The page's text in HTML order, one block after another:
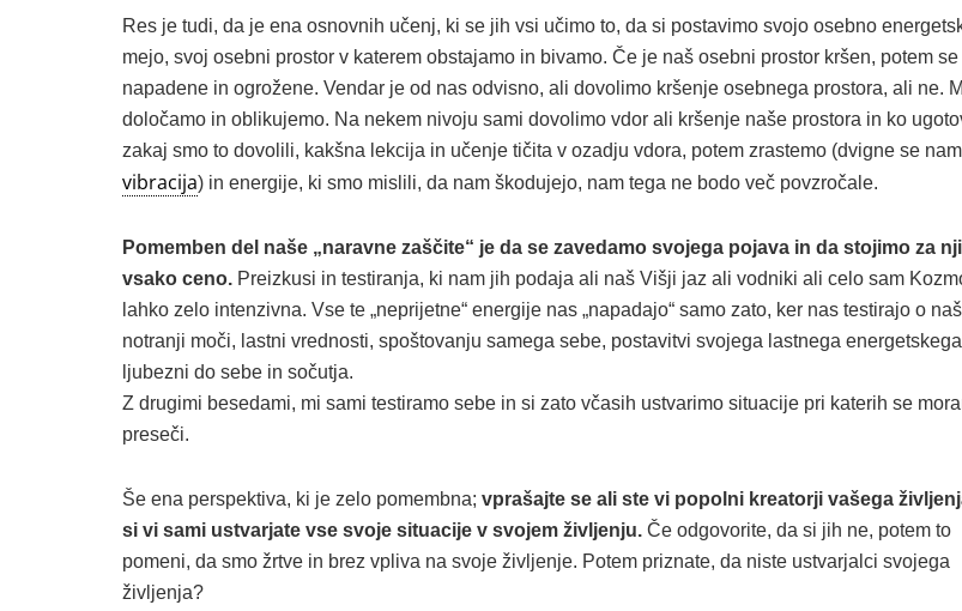
Res je tudi, da je ena osnovnih učenj, ki se jih vsi učimo to, da si postavimo svojo osebno
mejo, svoj osebni prostor v katerem obstajamo in bivamo. Če je naš osebni prostor kršen, potem
napadene in ogrožene. Vendar je od nas odvisno, ali dovolimo kršenje osebnega prostora, ali ne.
določamo in oblikujemo. Na nekem nivoju sami dovolimo vdor ali kršenje naše prostora in ko
zakaj smo to dovolili, kakšna lekcija in učenje tičita v ozadju vdora, potem zrastemo (dvigne se nam
vibracija) in energije, ki smo mislili, da nam škodujejo, nam tega ne bodo več povzročale.
Pomemben del naše „naravne zaščite“ je da se zavedamo svojega pojava in da stojimo za
vsako ceno. Preizkusi in testiranja, ki nam jih podaja ali naš Višji jaz ali vodniki ali celo sam
lahko zelo intenzivna. Vse te „neprijetne“ energije nas „napadajo“ samo zato, ker nas testirajo o
notranji moči, lastni vrednosti, spoštovanju samega sebe, postavitvi svojega lastnega
ljubezni do sebe in sočutja.
Z drugimi besedami, mi sami testiramo sebe in si zato včasih ustvarimo situacije pri katerih se
preseči.
Še ena perspektiva, ki je zelo pomembna; vprašajte se ali ste vi popolni kreatorji vašega
si vi sami ustvarjate vse svoje situacije v svojem življenju. Če odgovorite, da si jih ne, potem to
pomeni, da smo žrtve in brez vpliva na svoje življenje. Potem priznate, da niste ustvarjalci svojega
življenja?